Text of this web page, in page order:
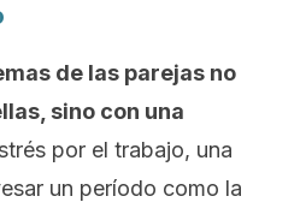
de las parejas no
sino con una
por el trabajo, una
un período como la